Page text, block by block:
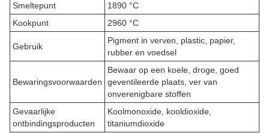
Smeltepunt
1890 °C
Kookpunt
2960 °C
Gebruik
Pigment in verven, plastic, papier,
rubber en voedsel
Bewaringsvoorwaarden
Bewaar op een koele, droge, goed
geventileerde plaats, ver van
onverenigbare stoffen
Gevaarlijke
ontbindingsproducten
Koolmonoxide, kooldioxide,
titaniumdioxide